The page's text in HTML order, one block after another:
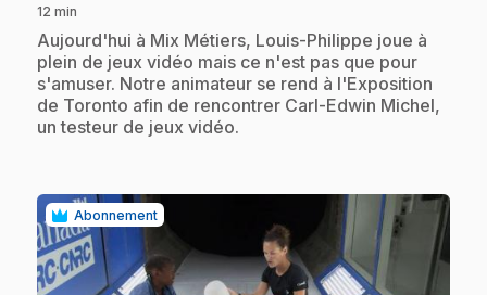
12 min
.Aujourd'hui à Mix Métiers, Louis-Philippe joue à
plein de jeux vidéo mais ce n'est pas que pour
s'amuser. Notre animateur se rend à l'Exposition
de Toronto afin de rencontrer Carl-Edwin Michel,
un testeur de jeux vidéo.
Abonnement